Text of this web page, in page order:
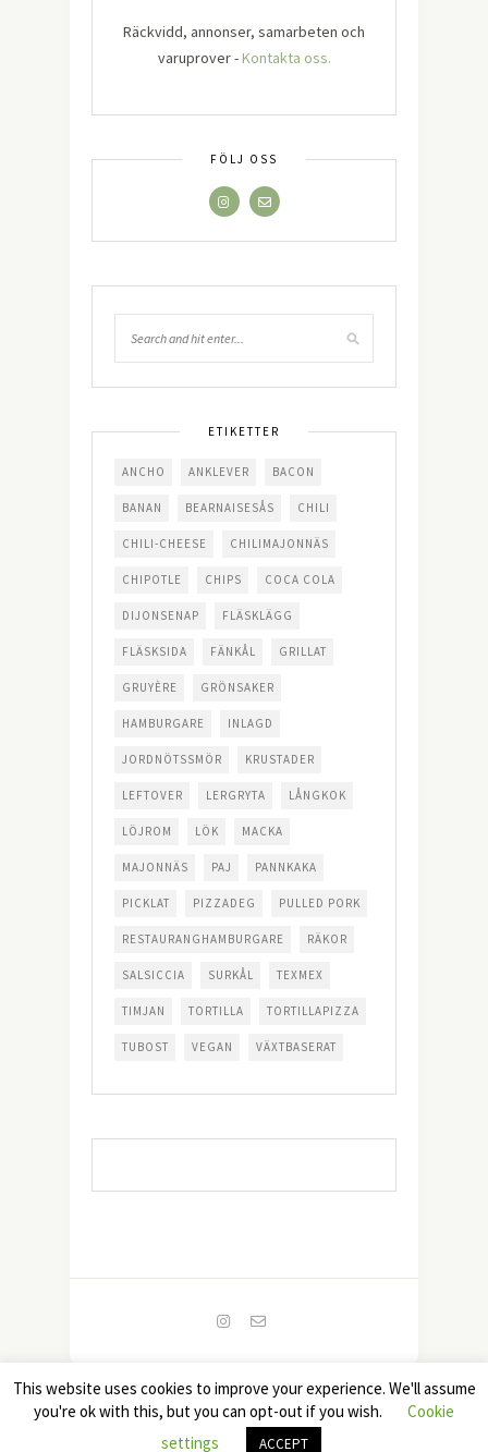
Räckvidd, annonser, samarbeten och
varuprover -Kontakta oss.
FÖLJ OSS
ETIKETTER
ANCHO ANKLEVER BACON
BANAN BEARNAISESÅS CHILI
CHILI-CHEESE CHILIMAJONNÄS
CHIPOTLE CHIPS COCA COLA
DIJONSENAP FLÄSKLÄGG
FLÄSKSIDA FÄNKÅL GRILLAT
GRUYÈRE GRÖNSAKER
HAMBURGARE INLAGD
JORDNÖTSSMÖR KRUSTADER
LEFTOVER LERGRYTA LÅNGKOK
LÖJROM LÖK MACKA
MAJONNÄS PAJ PANNKAKA
PICKLAT PIZZADEG PULLED PORK
RESTAURANGHAMBURGARE RÄKOR
SALSICCIA SURKÅL TEXMEX
TIMJAN TORTILLA TORTILLAPIZZA
TUBOST VEGAN VÄXTBASERAT
Copyright 2022 - Foodjunkies. All Rights Reserved.
This website uses cookies to improve your experience. We'll assume
you're ok with this, but you can opt-out if you wish.
Cookie
settings
ACCEPT